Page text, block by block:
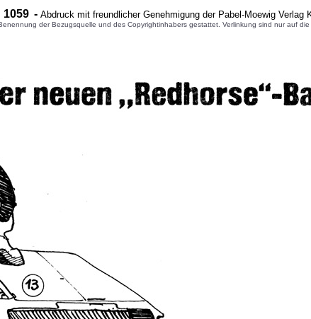
1059 - Abdruck mit freundlicher Genehmigung der Pabel-Moewig Verlag
der Bezugsquelle und des Copyrightinhabers gestattet. Verlinkung sind nur auf die